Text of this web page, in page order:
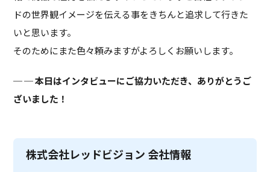
ドの世界観イメージを伝える事をきちんと追求して行きた
いと思います。
そのためにまた色々頼みますがよろしくお願いします。
─ 本日はインタビューにご協力いただき、ありがとうご
ざいました！
株式会社レッドビジョン 会社情報